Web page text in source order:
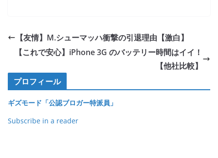
e
b
o
k
er et
【友情】M.シューマッハ衝撃の引退理由【激白】
【これで安心】iPhone 3G のバッテリー時間はイイ！
【他社比較】
プロフィール
ギズモード「公認ブロガー特派員」
Subscribe in a reader